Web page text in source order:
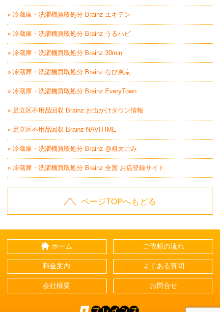
» 冷蔵庫・洗濯機買取処分 Brainz エキテン
» 冷蔵庫・洗濯機買取処分 Brainz うるハピ
» 冷蔵庫・洗濯機買取処分 Brainz 30min
» 冷蔵庫・洗濯機買取処分 Brainz なび東京
» 冷蔵庫・洗濯機買取処分 Brainz EveryTown
» 足立区不用品回収 Brainz お出かけタウン情報
» 足立区不用品回収 Brainz NAVITIME
» 冷蔵庫・洗濯機買取処分 Brainz @粗大ごみ
» 冷蔵庫・洗濯機買取処分 Brainz 全国 お店登録サイト
ページTOPへもどる
ホーム ご依頼の流れ
料金案内 よくある質問
会社概要 お問合せ